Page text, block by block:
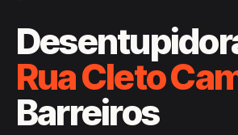
Rua Cleto
Barreiros